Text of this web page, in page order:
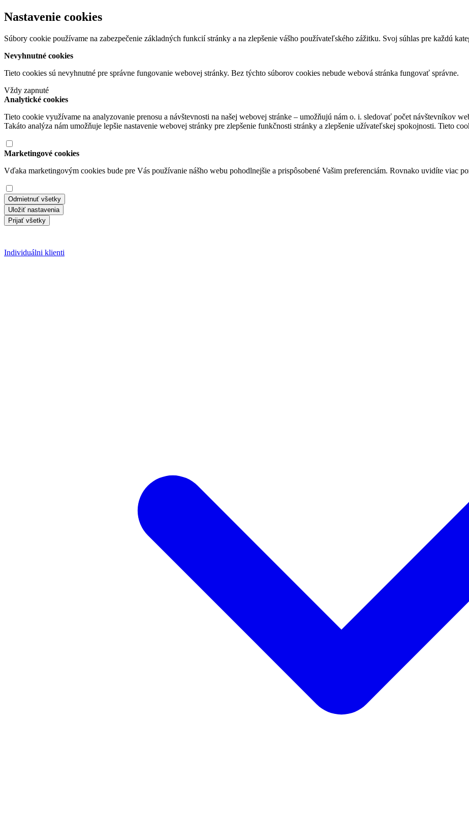
Nastavenie cookies
Súbory cookie používame na zabezpečenie základných funkcií stránky a na zlepšenie vášho používateľského zážitku. Svoj súhlas pre každú
Nevyhnutné cookies
Tieto cookies sú nevyhnutné pre správne fungovanie webovej stránky. Bez týchto súborov cookies nebude webová stránka fungovať správne.
Vždy zapnuté
Analytické cookies
Tieto cookie využívame na analyzovanie prenosu a návštevnosti na našej webovej stránke – umožňujú nám o. i. sledovať počet návštevníkov
Takáto analýza nám umožňuje lepšie nastavenie webovej stránky pre zlepšenie funkčnosti stránky a zlepšenie užívateľskej spokojnosti. Tieto
Marketingové cookies
Vďaka marketingovým cookies bude pre Vás používanie nášho webu pohodlnejšie a prispôsobené Vašim preferenciám. Rovnako uvidíte viac
Odmietnuť všetky
Uložiť nastavenia
Prijať všetky
Individuálni klienti